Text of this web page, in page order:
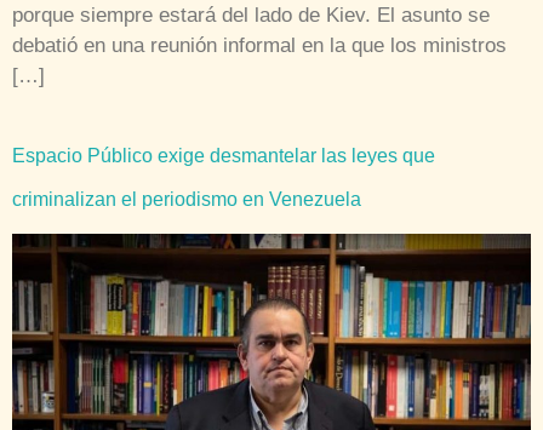
porque siempre estará del lado de Kiev. El asunto se
debatió en una reunión informal en la que los ministros
[…]
Espacio Público exige desmantelar las leyes que
criminalizan el periodismo en Venezuela